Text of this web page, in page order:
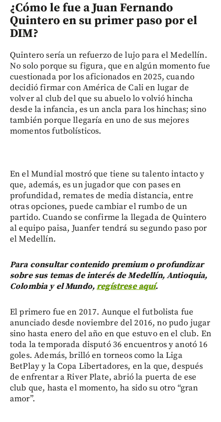
¿Cómo le fue a Juan Fernando
Quintero en su primer paso por el
DIM?
Quintero sería un refuerzo de lujo para el Medellín.
No solo porque su figura, que en algún momento fue
cuestionada por los aficionados en 2025, cuando
decidió firmar con América de Cali en lugar de
volver al club del que su abuelo lo volvió hincha
desde la infancia, es un ancla para los hinchas; sino
también porque llegaría en uno de sus mejores
momentos futbolísticos.
En el Mundial mostró que tiene su talento intacto y
que, además, es un jugador que con pases en
profundidad, remates de media distancia, entre
otras opciones, puede cambiar el rumbo de un
partido. Cuando se confirme la llegada de Quintero
al equipo paisa, Juanfer tendrá su segundo paso por
el Medellín.
Para consultar contenido premium o profundizar
sobre sus temas de interés de Medellín, Antioquia,
Colombia y el Mundo,regístrese aquí.
El primero fue en 2017. Aunque el futbolista fue
anunciado desde noviembre del 2016, no pudo jugar
sino hasta enero del año en que estuvo en el club. En
toda la temporada disputó 36 encuentros y anotó 16
goles. Además, brilló en torneos como la Liga
BetPlay y la Copa Libertadores, en la que, después
de enfrentar a River Plate, abrió la puerta de ese
club que, hasta el momento, ha sido su otro “gran
amor”.